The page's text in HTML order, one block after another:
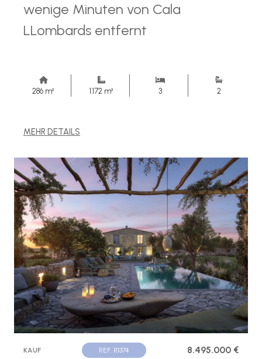
wenige Minuten von Cala
LLombards entfernt
286 m² 1.172 m² 3 2
MEHR DETAILS
KAUF REF. R1374 8.495.000 €